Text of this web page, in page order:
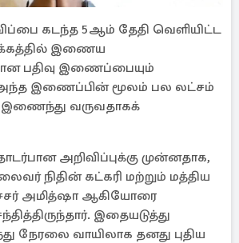
கடந்த 5ஆம் தேதி வெளியிட்ட
இணைய
பதிவு இணைப்பையும்
அந்த இணைப்பின் மூலம் பல லட்சம்
இணைந்து வருவதாகக்
அறிவிப்புக்கு முன்னதாக,
நிதின் கட்கரி மற்றும் மத்திய
அமித்ஷா ஆகியோரை
இதையடுத்து
நேரலை வாயிலாக தனது புதிய